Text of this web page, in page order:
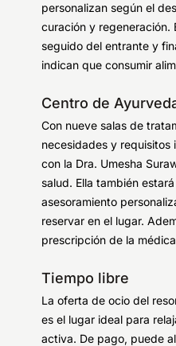
personalizan según el
curación y regeneración.
seguido del entrante y
indican que consumir
Centro de
Con nueve salas de
necesidades y requisitos
con la Dra. Umesha
salud. Ella también
asesoramiento
reservar en el lugar.
prescripción de la
Tiempo libre
La oferta de ocio del
es el lugar ideal para
activa. De pago, puede